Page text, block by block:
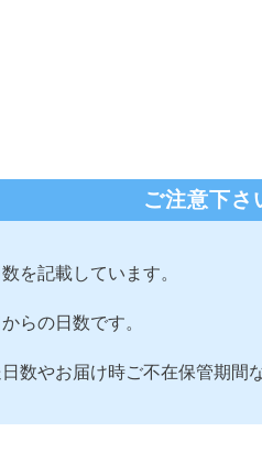
ご注意下さ
を記載しています。
らの日数です。
数やお届け時ご不在保管期間